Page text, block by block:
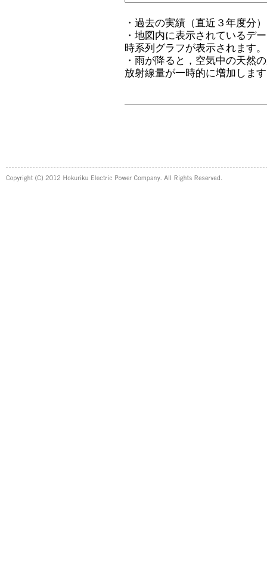
・過去の実績（直近３年度分
・地図内に表示されているデ
時系列グラフが表示されます。
・雨が降ると，空気中の天然
放射線量が一時的に増加しま